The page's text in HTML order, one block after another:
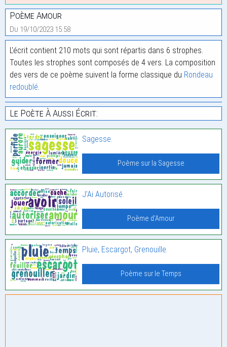
Poème Amour
Du 19/10/2023 15:58
L'écrit contient 210 mots qui sont répartis dans 6 strophes.
Toutes les strophes sont composés de 4 vers. La composition
des vers de ce poème suivent la forme classique du Rondeau
redoublé
Le Poète À Aussi Écrit:
Sagesse.
Poème sur la Sagesse
J’Ai Autorisé.
Poème d'Amour
Pluie, Escargot, Grenouille.
Poème sur le Temps